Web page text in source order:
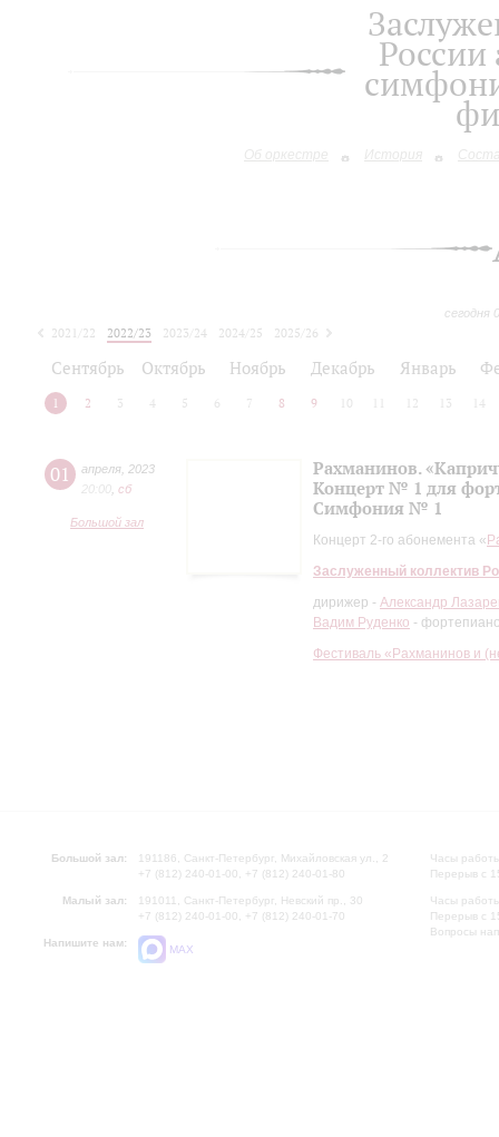
Об оркестре История
сегодня
2021/22 2022/23 2023/24 2024/25
2025/26
Сентябрь Октябрь Ноябрь Декабрь Январь
1 2 3 4 5 6 7 8 9 10 12 13 14
01 апреля 2023
20:00 сб
Большой зал
Рахманинов.
Концерт № 1 для
Симфония № 1
Концерт 2-го абонемента «
Заслуженный коллектив
дирижер - Александр
Вадим Руденко -
Фестиваль «Рахманинов и
Большой зал:
191186, Санкт-Петербург, Михайловская ул., 2
+7 (812) 240-01-00, +7 (812) 240-01-80
Малый зал:
191011, Санкт-Петербург, Невский пр., 30
+7 (812) 240-01-00, +7 (812) 240-01-70
Напишите нам:
MAX
Часы
Перерыв с
Часы
Перерыв с
Вопросы